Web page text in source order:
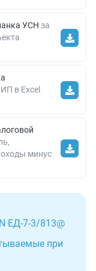
УСН за
в Excel
минус
ЕД-7-3/813@
при